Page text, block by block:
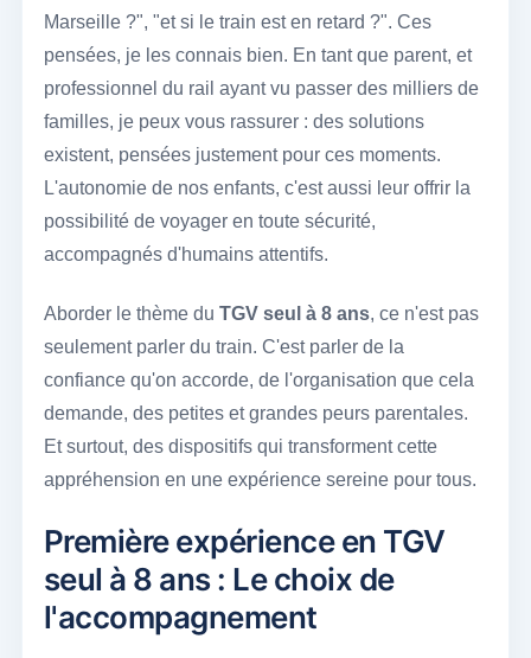
Marseille ?", "et si le train est en retard ?". Ces
pensées, je les connais bien. En tant que parent, et
professionnel du rail ayant vu passer des milliers de
familles, je peux vous rassurer : des solutions
existent, pensées justement pour ces moments.
L'autonomie de nos enfants, c'est aussi leur offrir la
possibilité de voyager en toute sécurité,
accompagnés d'humains attentifs.
Aborder le thème du TGV seul à 8 ans, ce n'est pas
seulement parler du train. C'est parler de la
confiance qu'on accorde, de l'organisation que cela
demande, des petites et grandes peurs parentales.
Et surtout, des dispositifs qui transforment cette
appréhension en une expérience sereine pour tous.
Première expérience en TGV
seul à 8 ans : Le choix de
l'accompagnement